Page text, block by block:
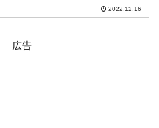
『Investing.com』より引用）。ギャップ
2022.12.16
広告